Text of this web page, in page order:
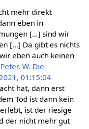
mehr direkt
eben in
[…] sind wir
[…] Da gibt es nichts
eben auch keinen
W. Die
01:15:04
hat, dann erst
Tod ist dann kein
ist der riesige
der nicht mehr gut